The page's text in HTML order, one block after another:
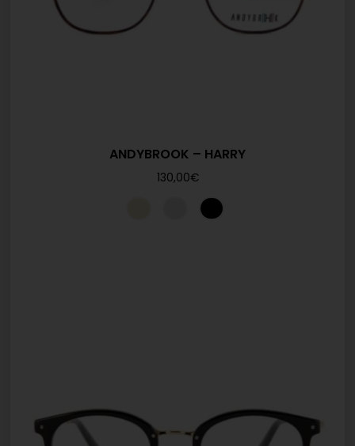
ANDYBROOK – HARRY
130,00€